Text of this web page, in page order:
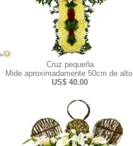
Cruz pequeña
Mide aproximadamente 50cm de alto.
US$ 40.00